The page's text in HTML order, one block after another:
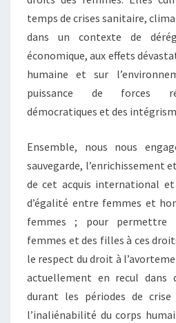
temps de crises sanitaire,
dans un contexte de
économique, aux effets
humaine et sur
puissance de forces
démocratiques et des
Ensemble, nous nous
sauvegarde, l’enrichissement
de cet acquis international
d’égalité entre femmes et
femmes ; pour permettre
femmes et des filles à ces
le respect du droit à
actuellement en recul dans
durant les périodes de
l’inaliénabilité du corps